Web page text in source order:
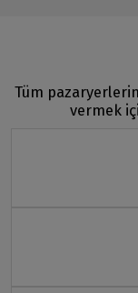
Tüm
vermek